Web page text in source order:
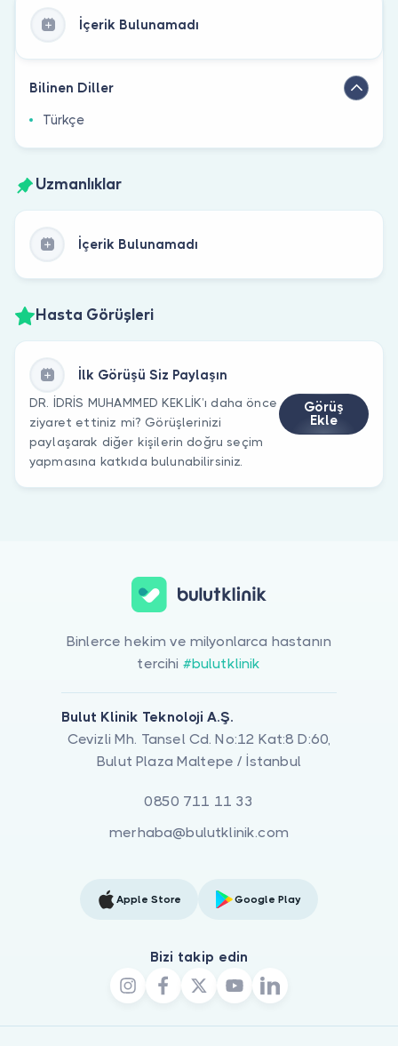
İçerik Bulunamadı
Bilinen Diller
Türkçe
Uzmanlıklar
İçerik Bulunamadı
Hasta Görüşleri
İlk Görüşü Siz Paylaşın
DR. İDRİS MUHAMMED KEKLİK’ı daha önce
ziyaret ettiniz mi? Görüşlerinizi
paylaşarak diğer kişilerin doğru seçim
yapmasına katkıda bulunabilirsiniz.
Görüş
Ekle
Binlerce hekim ve milyonlarca hastanın
tercihi #bulutklinik
Bulut Klinik Teknoloji A.Ş.
Cevizli Mh. Tansel Cd. No:12 Kat:8 D:60,
Bulut Plaza Maltepe / İstanbul
0850 711 11 33
merhaba@bulutklinik.com
Apple Store Google Play
Bizi takip edin